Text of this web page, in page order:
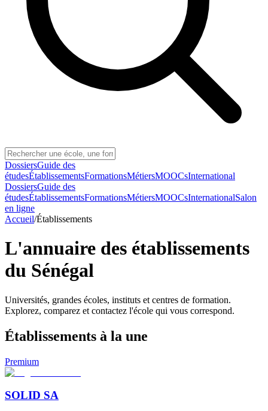
DossiersGuide des
étudesÉtablissementsFormationsMétiersMOOCsInternational
DossiersGuide des
étudesÉtablissementsFormationsMétiersMOOCsInternationalSalon
en ligne
Accueil/Établissements
L'annuaire des établissements
du Sénégal
Universités, grandes écoles, instituts et centres de formation.
Explorez, comparez et contactez l'école qui vous correspond.
Établissements à la une
Premium
SOLID SA